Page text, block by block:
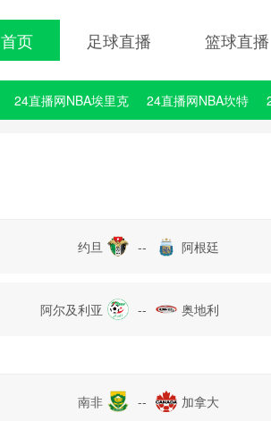
首页 足球直播 篮球直播
24直播网NBA埃里克 24直播网NBA坎特
约旦 -- 阿根廷
阿尔及利亚 -- 奥地利
南非 -- 加拿大